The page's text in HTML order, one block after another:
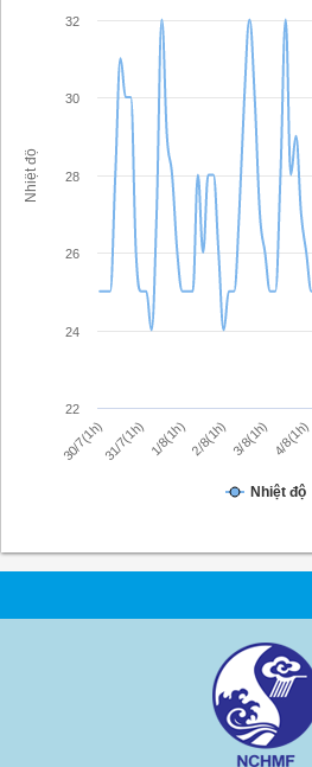
Nhiệt độ
Nhiệt độ
30/7(1h)31/7(1h)1/8(1h)2/8(1h)3/8(1h) 4/8(1h)
22
24
26
28
30
32